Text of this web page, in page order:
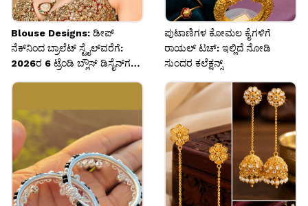
Blouse Designs: ಡೀಪ್
ನೆಕ್‌ನಿಂದ ಬ್ರಾಲೆಟ್ ಸ್ಟೈಲ್‌ವರೆಗೆ:
2026ರ 6 ಟ್ರೆಂಡಿ ಬ್ಲೌಸ್ ಡಿಸೈನ್‌ಗಳು
ಪುಟಾಣಿಗಳ ಕೋಮಲ ಕೈಗಳಿಗೆ
ರಾಯಲ್ ಟಚ್: ಇಲ್ಲಿದೆ ನೋಡಿ
ಸುಂದರ ಕಲೆಕ್ಷನ್ಸ್